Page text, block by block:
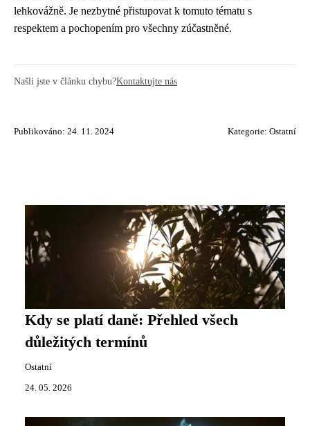
lehkovážně. Je nezbytné přistupovat k tomuto tématu s
respektem a pochopením pro všechny zúčastněné.
Našli jste v článku chybu?Kontaktujte nás
Publikováno: 24. 11. 2024 Kategorie: Ostatní
Kdy se platí daně: Přehled všech
důležitých termínů
Ostatní
24. 05. 2026